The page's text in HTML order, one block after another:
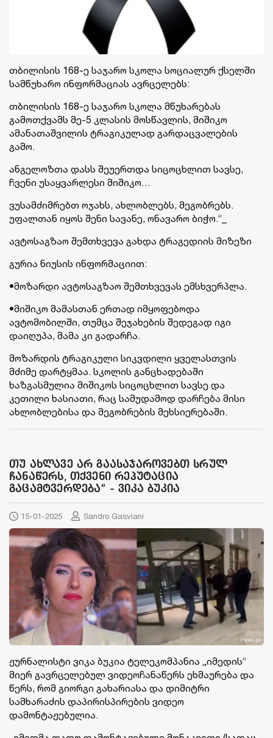
თბილისის 168-ე საჯარო სკოლა სოციალურ ქსელში
სამწუხარო ინფორმაციას ავრცელებს:
თბილისის 168-ე საჯარო სკოლა მწუხარებას
გამოთქვამს მე-5 კლასის მოსწავლის, მიშიკო
ამანათაშვილის ტრაგიკულად გარდაცვალების
გამო.
ანგელოზთა დასს შეუერთდა სიცოცხლით სავსე,
ჩვენი უსაყვარლესი მიშიკო…
ვუსამძიმრებთ ოჯახს, ახლობლებს, მეგობრებს.
უფალთან იყოს შენი სავანე, ონავარო ბიჭო.“_
ავტოსაგზაო შემთხვევა გახდა ტრაგედიის მიზეზი
გურია ნიუსის ინფორმაციით:
•მოზარდი ავტოსაგზაო შემთხვევას ემსხვერპლა.
•მიშიკო მამასთან ერთად იმყოფებოდა
ავტომობილში, თუმცა შეჯახების შედეგად იგი
დაიღუპა, მამა კი გადარჩა.
მოზარდის ტრაგიკული სიკვდილი ყველასთვის
მძიმე დარტყმაა. სკოლის განცხადებაში
ხაზგასმულია მიშიკოს სიცოცხლით სავსე და
კეთილი ხასიათი, რაც სამუდამოდ დარჩება მისი
ახლობლებისა და მეგობრების მეხსიერებაში.
თუ ახლავე არ გაასაჯაროვებთ სრულ
ჩანაწერს, თქვენი რეპუტაცია
გაცამტვერდება“ - ვიკა ბუკია
15-01-2025 Sandro Gasviani
ჟურნალისტი ვიკა ბუკია ტელეკომპანია „იმედის“
მიერ გავრცელებულ ვიდეოჩანაწერს ეხმაურება და
წერს, რომ გიორგი გახარიასა და დიმიტრი
სამხარაძის დაპირისპირების ვიდეო
დამონტაჟებულია.